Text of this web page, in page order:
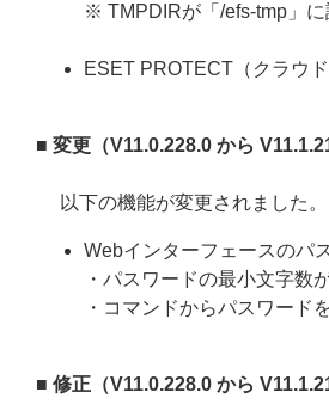
※ TMPDIRが「/efs-tmp」
ESET PROTECT（クラウ
■ 変更（V11.0.228.0 から
以下の機能が変更されました。
Webインターフェースのパ
・パスワードの最小文字数
・コマンドからパスワード
■ 修正（V11.0.228.0 から